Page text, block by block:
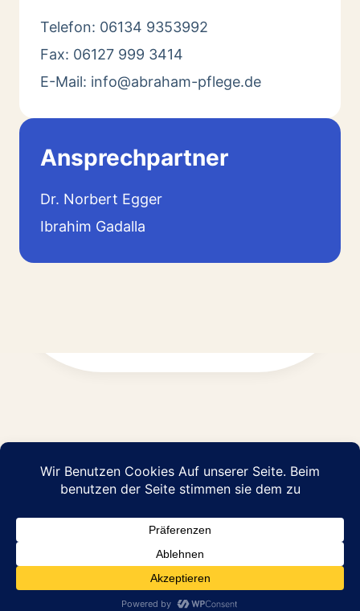
Telefon: 06134 9353992
Fax: 06127 999 3414
E-Mail: info@abraham-pflege.de
Ansprechpartner
Dr. Norbert Egger
Ibrahim Gadalla
© 2026 Abraham Pflege GmbH